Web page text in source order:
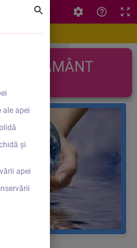
ale apei
și
apei
PE PĂMÂNT